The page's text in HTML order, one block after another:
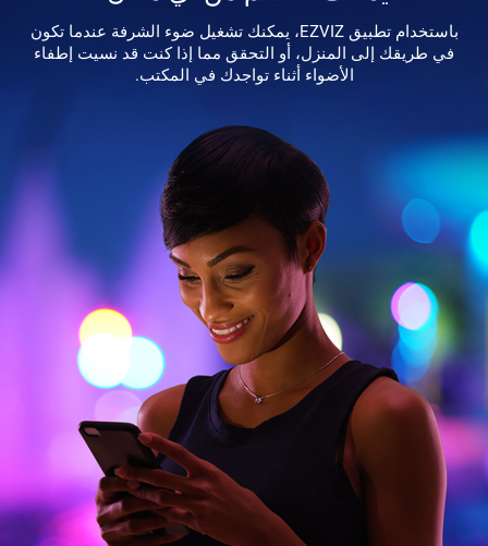
باستخدام تطبيق EZVIZ، يمكنك تشغيل ضوء الشرفة عندما تكون
في طريقك إلى المنزل، أو التحقق مما إذا كنت قد نسيت إطفاء
الأضواء أثناء تواجدك في المكتب.